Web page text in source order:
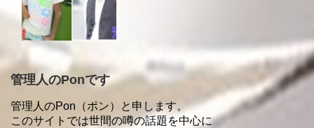
管理人のPonです
管理人のPon（ポン）と申します。
このサイトでは世間の噂の話題を中心に